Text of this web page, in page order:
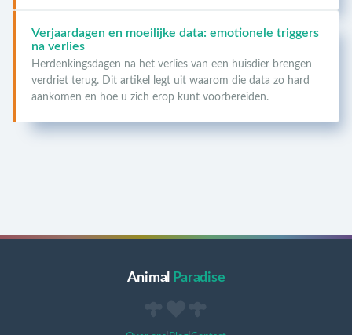
Verjaardagen en moeilijke data: emotionele triggers
na verlies
Herdenkingsdagen na het verlies van een huisdier brengen
verdriet terug. Dit artikel legt uit waarom die data zo hard
aankomen en hoe u zich erop kunt voorbereiden.
Animal Paradise